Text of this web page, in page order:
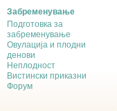
Забременување
Подготовка за
забременување
Овулација и плодни
денови
Неплодност
Вистински приказни
Форум